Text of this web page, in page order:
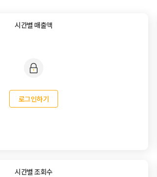
시간별 매출액
로그인하기
시간별 조회수